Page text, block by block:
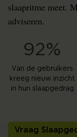
slaapritme meet.
adviseren.
92%
Van de gebruikers
kreeg nieuw inzicht
in hun slaapgedrag
Vraag